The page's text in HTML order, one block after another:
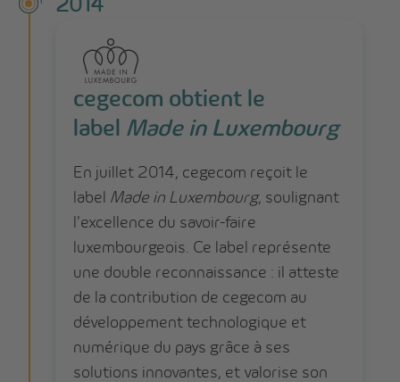
cegecom obtient le
label Made in Luxembourg
En juillet 2014, cegecom reçoit le
label Made in Luxembourg, soulignant
l'excellence du savoir-faire
luxembourgeois. Ce label représente
une double reconnaissance : il atteste
de la contribution de cegecom au
développement technologique et
numérique du pays grâce à ses
solutions innovantes, et valorise son